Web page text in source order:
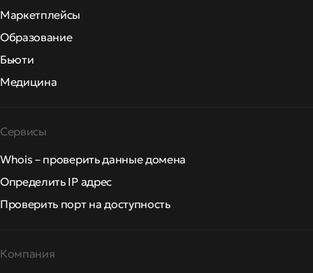
Маркетплейсы
Образование
Бьюти
Медицина
Сервисы
Whois – проверить данные домена
Определить IP адрес
Проверить порт на доступность
Компания